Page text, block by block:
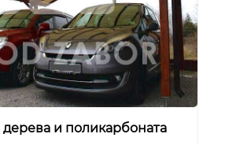
и поликарбоната